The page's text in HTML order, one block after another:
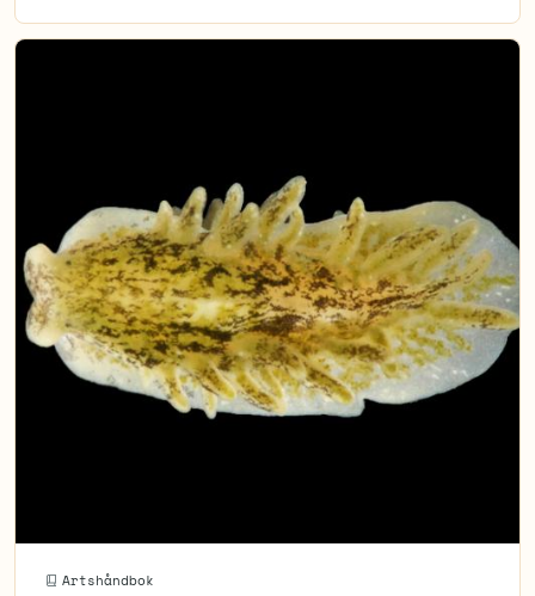
Artshåndbok